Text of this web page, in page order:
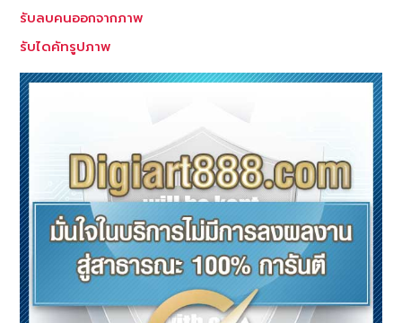
รับลบคนออกจากภาพ
รับไดคัทรูปภาพ